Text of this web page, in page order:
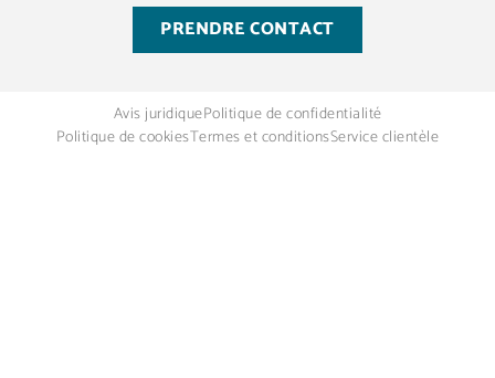
PRENDRE CONTACT
Avis juridiquePolitique de confidentialité
Politique de cookiesTermes et conditionsService clientèle